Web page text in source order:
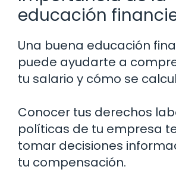
educación
Una buena educación
puede ayudarte a
tu salario y cómo se
Conocer tus derechos
políticas de tu empresa
tomar decisiones
tu compensación.